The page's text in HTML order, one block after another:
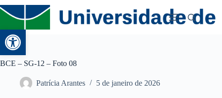
Abrir a barra de ferramentas
BCE – SG-12 – Foto 08
Patrícia Arantes 5 de janeiro de 2026